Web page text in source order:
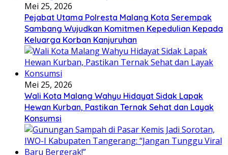
Mei 25, 2026
Pejabat Utama Polresta Malang Kota Serempak
Sambang Wujudkan Komitmen Kepedulian Kepada
Keluarga Korban Kanjuruhan
Mei 25, 2026
Wali Kota Malang Wahyu Hidayat Sidak Lapak
Hewan Kurban, Pastikan Ternak Sehat dan Layak
Konsumsi